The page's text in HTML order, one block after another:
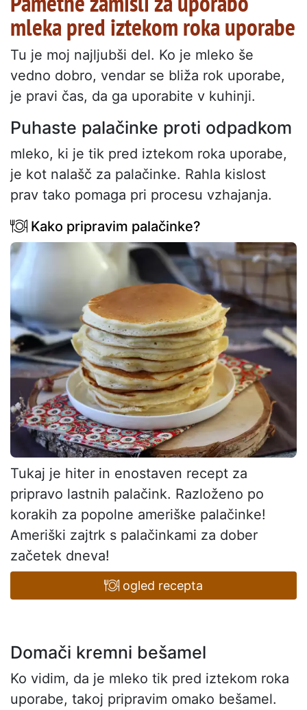
mleka pred iztekom roka uporabe
Tu je moj najljubši del. Ko je mleko še
vedno dobro, vendar se bliža rok uporabe,
je pravi čas, da ga uporabite v kuhinji.
Puhaste palačinke proti odpadkom
mleko, ki je tik pred iztekom roka uporabe,
je kot nalašč za palačinke. Rahla kislost
prav tako pomaga pri procesu vzhajanja.
Kako pripravim palačinke?
Tukaj je hiter in enostaven recept za
pripravo lastnih palačink. Razloženo po
korakih za popolne ameriške palačinke!
Ameriški zajtrk s palačinkami za dober
začetek dneva!
ogled recepta
Domači kremni bešamel
Ko vidim, da je mleko tik pred iztekom roka
uporabe, takoj pripravim omako bešamel.